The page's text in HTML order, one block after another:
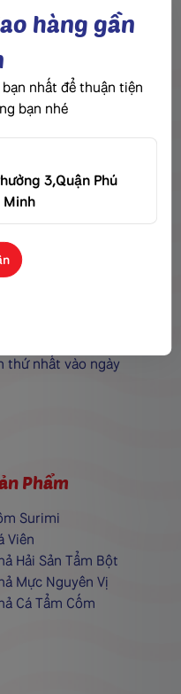
Sài Gòn
1, Xã Hiệp Phước,
Xã Cần Giuộc, Tỉnh Tây
thứ nhất vào ngày
Phẩm
Surimi
Viên
Hải Sản Tẩm Bột
Mực Nguyên Vị
Cá Tẩm Cốm
hàng gần
nhất để thuận tiện
bạn nhé
3,Quận Phú
Minh